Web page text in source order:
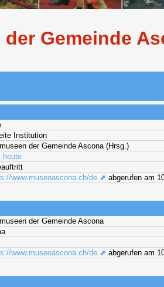
Gemeinde
Institution
der Gemeinde Ascona (Hrsg.)
heute
www.museoascona.ch/de ⬈ abgerufen am
der Gemeinde Ascona
www.museoascona.ch/de ⬈ abgerufen am